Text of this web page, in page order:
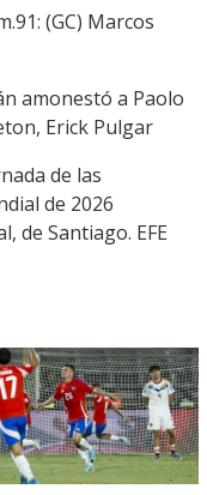
(GC) Marcos
amonestó a Paolo
Erick Pulgar
de las
de 2026
de Santiago. EFE